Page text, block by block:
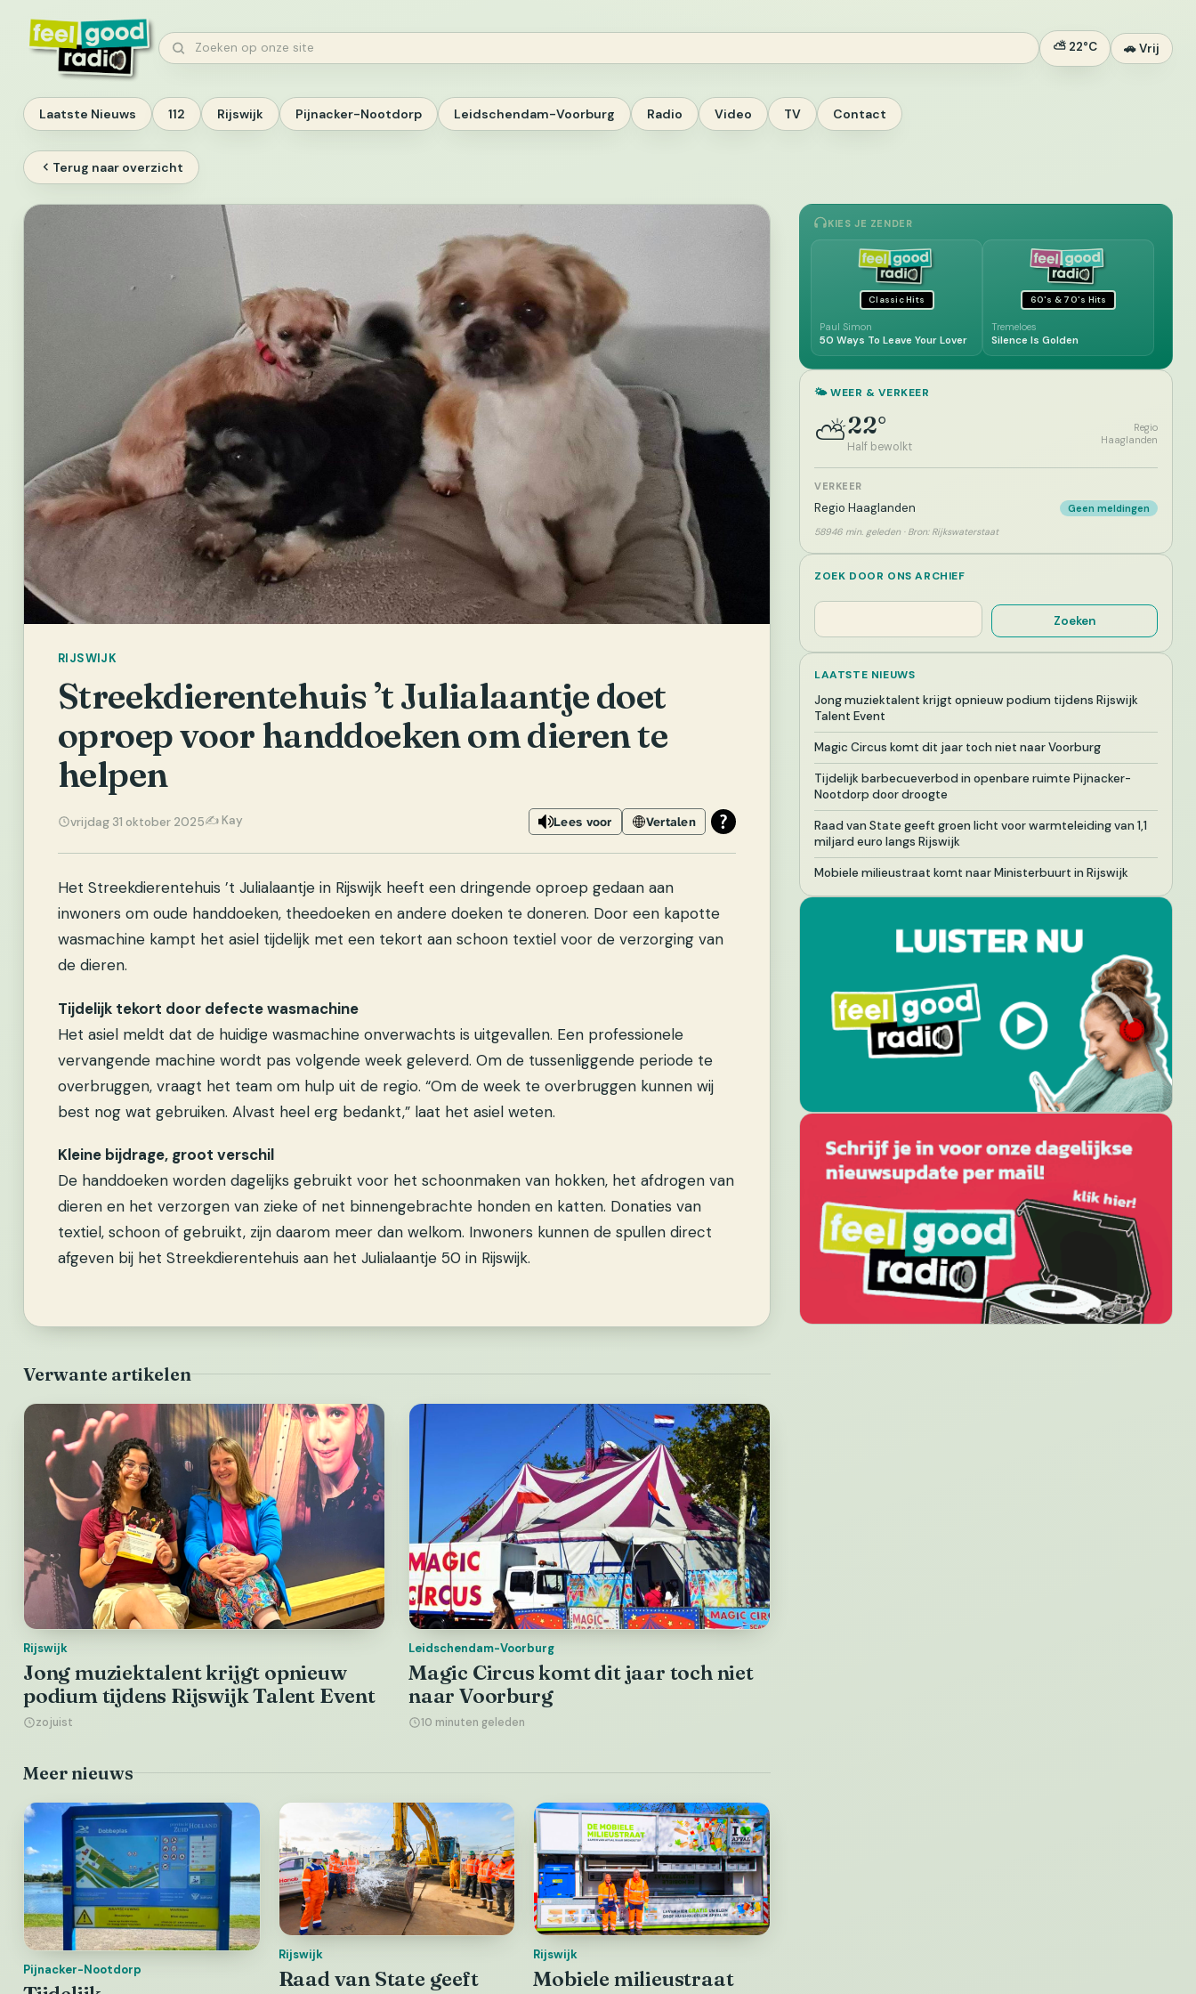
inhoud
Zoeken ⛅ 22°C 🚗 Vrij
Laatste Nieuws 112 Rijswijk Pijnacker-Nootdorp Leidschendam-Voorburg Radio Video TV Contact
Terug naar overzicht
RIJSWIJK
Streekdierentehuis ’t Julialaantje doet
oproep voor handdoeken om dieren te
helpen
vrijdag 31 oktober 2025✍️ Kay Lees voor Vertalen
Het Streekdierentehuis ’t Julialaantje in Rijswijk heeft een dringende oproep gedaan aan
inwoners om oude handdoeken, theedoeken en andere doeken te doneren. Door een kapotte
wasmachine kampt het asiel tijdelijk met een tekort aan schoon textiel voor de verzorging van
de dieren.
Tijdelijk tekort door defecte wasmachine
Het asiel meldt dat de huidige wasmachine onverwachts is uitgevallen. Een professionele
vervangende machine wordt pas volgende week geleverd. Om de tussenliggende periode te
overbruggen, vraagt het team om hulp uit de regio. “Om de week te overbruggen kunnen wij
best nog wat gebruiken. Alvast heel erg bedankt,” laat het asiel weten.
Kleine bijdrage, groot verschil
De handdoeken worden dagelijks gebruikt voor het schoonmaken van hokken, het afdrogen van
dieren en het verzorgen van zieke of net binnengebrachte honden en katten. Donaties van
textiel, schoon of gebruikt, zijn daarom meer dan welkom. Inwoners kunnen de spullen direct
afgeven bij het Streekdierentehuis aan het Julialaantje 50 in Rijswijk.
Verwante artikelen
Rijswijk
Jong muziektalent krijgt opnieuw
podium tijdens Rijswijk Talent Event
zojuist
Leidschendam-Voorburg
Magic Circus komt dit jaar toch niet
naar Voorburg
10 minuten geleden
Meer nieuws
Pijnacker-Nootdorp
Rijswijk
Raad van State geeft
Rijswijk
Mobiele milieustraat
KIES JE ZENDER
Classic Hits
Paul Simon
50 Ways To Leave Your Lover
60's & 70's Hits
Tremeloes
Silence Is Golden
🌤️ WEER & VERKEER
⛅22°
Half bewolkt
Regio
Haaglanden
VERKEER
Regio Haaglanden Geen meldingen
58946 min. geleden · Bron: Rijkswaterstaat
ZOEK DOOR ONS ARCHIEF
Zoeken
Zoeken
LAATSTE NIEUWS
Jong muziektalent krijgt opnieuw podium tijdens Rijswijk
Talent Event
Magic Circus komt dit jaar toch niet naar Voorburg
Tijdelijk barbecueverbod in openbare ruimte Pijnacker-
Nootdorp door droogte
Raad van State geeft groen licht voor warmteleiding van 1,1
miljard euro langs Rijswijk
Mobiele milieustraat komt naar Ministerbuurt in Rijswijk